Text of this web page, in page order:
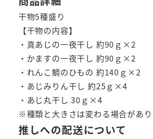
干物5種盛り
【干物の内容】
・真あじの一夜干し 約90ｇ×2
・かますの一夜干し 約90ｇ×2
・れんこ鯛のひもの 約140ｇ×2
・あじみりん干し 約25ｇ×4
・あじ丸干し 30ｇ×4
※種類と大きさは変わる場合があ
推しへの配送について